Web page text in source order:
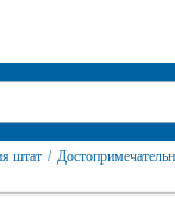
штат /